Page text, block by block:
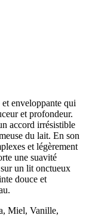
enveloppante qui
et profondeur.
accord irrésistible
du lait. En son
et légèrement
une suavité
un lit onctueux
douce et
Miel, Vanille,